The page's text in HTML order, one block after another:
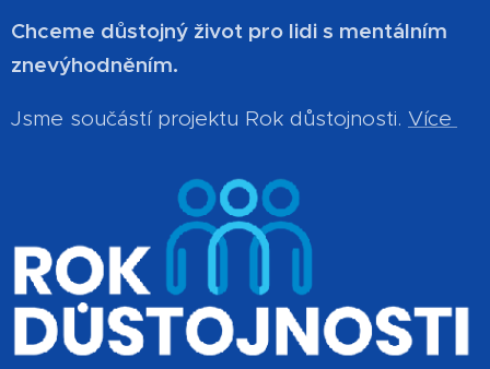
Chceme důstojný život pro lidi s mentálním
znevýhodněním.
Jsme součástí projektu Rok důstojnosti. Více